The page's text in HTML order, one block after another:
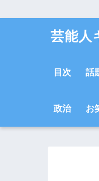
芸能人
目次 話
政治 お